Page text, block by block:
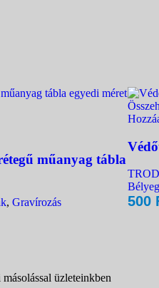
műanyag tábla
, Gravírozás 500
üzleteinkben